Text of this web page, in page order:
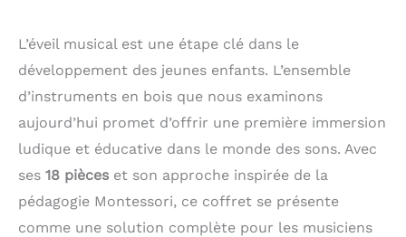
L’éveil musical est une étape clé dans le
développement des jeunes enfants. L’ensemble
d’instruments en bois que nous examinons
aujourd’hui promet d’offrir une première immersion
ludique et éducative dans le monde des sons. Avec
ses 18 pièces et son approche inspirée de la
pédagogie Montessori, ce coffret se présente
comme une solution complète pour les musiciens